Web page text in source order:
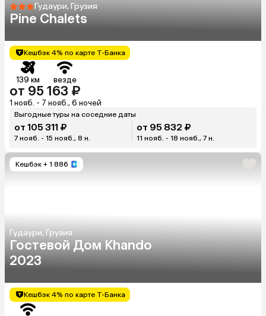
Гудаури, Грузия
Pine Chalets
Кешбэк 4% по карте Т-Банка
139 км везде
от 95 163 ₽
1 нояб. - 7 нояб., 6 ночей
Выгодные туры на соседние даты
от 105 311 ₽
7 нояб. - 15 нояб., 8 н.
от 95 832 ₽
11 нояб. - 18 нояб., 7 н.
Кешбэк + 1 886
Гудаури, Грузия
Гостевой Дом Khando
2023
Кешбэк 4% по карте Т-Банка